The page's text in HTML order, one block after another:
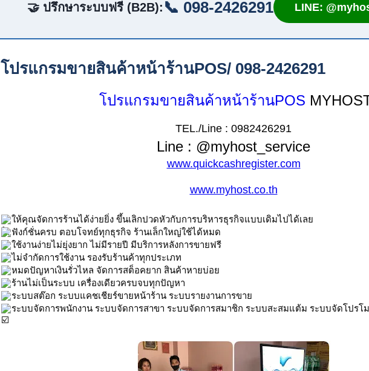
🤝 ปรึกษาระบบฟรี (B2B): 📞 098-2426291 LINE:
โปรแกรมขายสินค้าหน้าร้านPOS/ 098-2426291
โปรแกรมขายสินค้าหน้าร้านPOS
TEL./Line : 0982426291
Line : @myhost_service
www.quickcashregister.com
www.myhost.co.th
ให้คุณจัดการร้านได้ง่ายยิ่ง ขึ้นเลิกปวดหัวกับการบริหารธุรกิจแบบเดิมไปได้เลย
ฟังก์ชั่นครบ ตอบโจทย์ทุกธุรกิจ ร้านเล็กใหญ่ใช้ได้หมด
ใช้งานง่ายไม่ยุ่งยาก ไม่มีรายปี มีบริการหลังการขายฟรี
ไม่จำกัดการใช้งาน รองรับร้านค้าทุกประเภท
หมดปัญหาเงินรั่วไหล จัดการสต็อคยาก สินค้าหายบ่อย
ร้านไม่เป็นระบบ เครื่องเดียวครบจบทุกปัญหา
ระบบสต๊อก ระบบแคชเชียร์ขายหน้าร้าน ระบบรายงานการขาย
ระบบจัดการพนักงาน ระบบจัดการสาขา ระบบจัดการสมาชิก ระบบสะสมแต้ม ระบบจัดโปรโ